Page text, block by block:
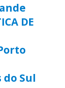
DE
do Sul